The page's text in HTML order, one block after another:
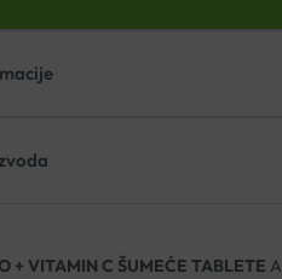
+ VITAMIN C ŠUMEĆE TABLETE